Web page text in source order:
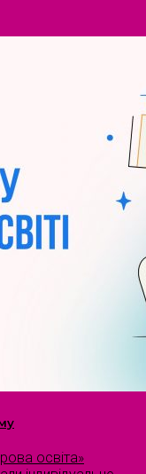
освіта»